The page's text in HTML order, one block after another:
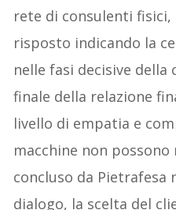
rete di consulenti fisici,
risposto indicando la
nelle fasi decisive della
finale della relazione
livello di empatia e
macchine non possono
concluso da Pietrafesa
dialogo, la scelta del